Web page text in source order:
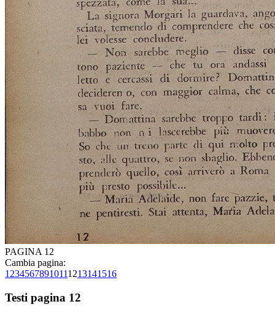
PAGINA 12
Cambia pagina:
1 2345678910111213141516
Testi pagina 12